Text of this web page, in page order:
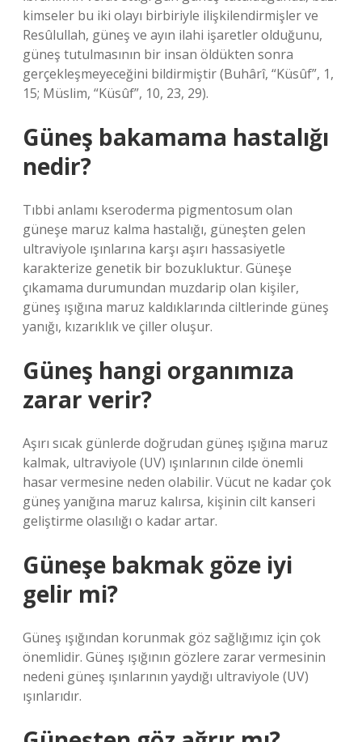
kimseler bu iki olayı birbiriyle ilişkilendirmişler ve
Resûlullah, güneş ve ayın ilahi işaretler olduğunu,
güneş tutulmasının bir insan öldükten sonra
gerçekleşmeyeceğini bildirmiştir (Buhârî, “Küsûf”, 1,
15; Müslim, “Küsûf”, 10, 23, 29).
Güneş bakamama hastalığı
nedir?
Tıbbi anlamı kseroderma pigmentosum olan
güneşe maruz kalma hastalığı, güneşten gelen
ultraviyole ışınlarına karşı aşırı hassasiyetle
karakterize genetik bir bozukluktur. Güneşe
çıkamama durumundan muzdarip olan kişiler,
güneş ışığına maruz kaldıklarında ciltlerinde güneş
yanığı, kızarıklık ve çiller oluşur.
Güneş hangi organımıza
zarar verir?
Aşırı sıcak günlerde doğrudan güneş ışığına maruz
kalmak, ultraviyole (UV) ışınlarının cilde önemli
hasar vermesine neden olabilir. Vücut ne kadar çok
güneş yanığına maruz kalırsa, kişinin cilt kanseri
geliştirme olasılığı o kadar artar.
Güneşe bakmak göze iyi
gelir mi?
Güneş ışığından korunmak göz sağlığımız için çok
önemlidir. Güneş ışığının gözlere zarar vermesinin
nedeni güneş ışınlarının yaydığı ultraviyole (UV)
ışınlarıdır.